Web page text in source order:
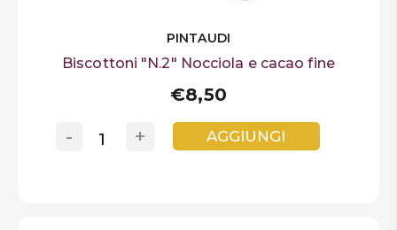
PINTAUDI
Biscottoni "N.2" Nocciola e cacao fine
€8,50
+
- AGGIUNGI